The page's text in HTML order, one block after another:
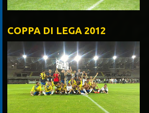
COPPA DI LEGA 2012